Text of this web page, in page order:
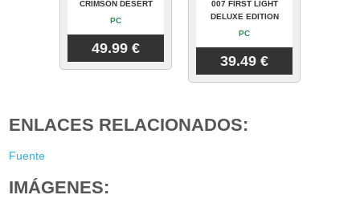
CRIMSON DESERT
PC
49.99 €
007 FIRST LIGHT
DELUXE EDITION
PC
39.49 €
ENLACES RELACIONADOS:
Fuente
IMÁGENES: